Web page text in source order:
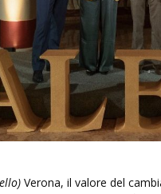
Verona, il valore del